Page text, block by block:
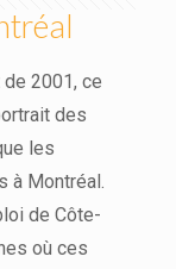
2001, ce
des
les
à Montréal.
de Côte-
où ces